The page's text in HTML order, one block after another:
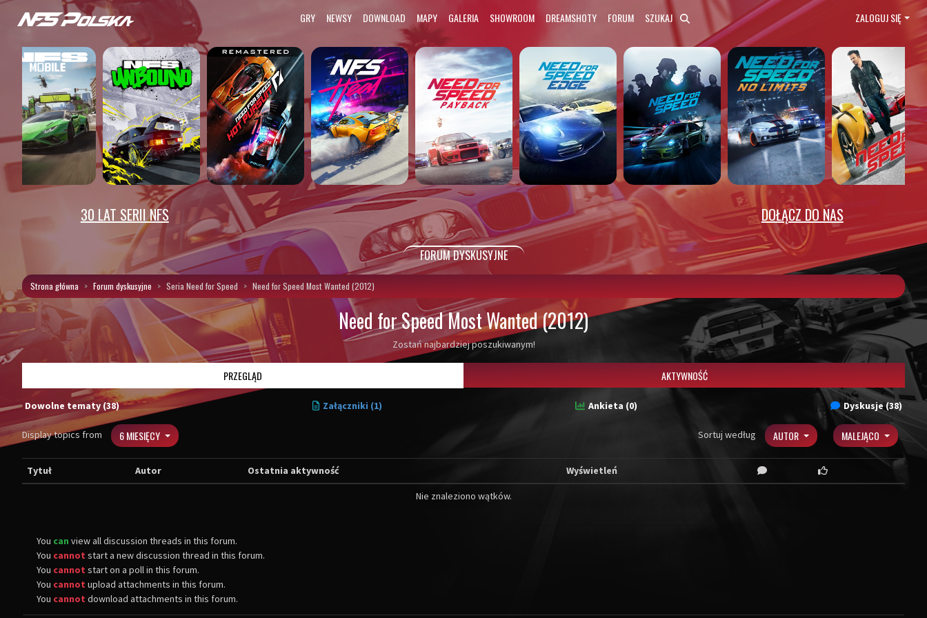
GRY NEWSY DOWNLOAD MAPY GALERIA SHOWROOM DREAMSHOTY FORUM SZUKAJ ZALOGUJ SIĘ
30 LAT SERII NFS DOŁĄCZ DO NAS
FORUM DYSKUSYJNE
Strona główna Forum dyskusyjne Seria Need for Speed Need for Speed Most Wanted (2012)
Need for Speed Most Wanted (2012)
Zostań najbardziej poszukiwanym!
PRZEGLĄD AKTYWNOŚĆ
Dowolne tematy (38) Załączniki (1) Ankieta (0) Dyskusje (38)
Display topics from 6 MIESIĘCY Sortuj według AUTOR MALEJĄCO
Tytuł Autor Ostatnia aktywność Wyświetleń
Nie znaleziono wątków.
You can view all discussion threads in this forum.
You cannot start a new discussion thread in this forum.
You cannot start on a poll in this forum.
You cannot upload attachments in this forum.
You cannot download attachments in this forum.